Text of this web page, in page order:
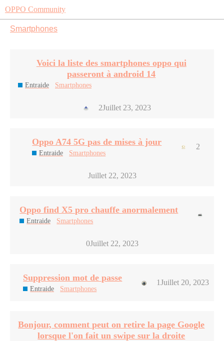
OPPO Community
Smartphones
Voici la liste des smartphones oppo qui
passeront à android 14
Entraide Smartphones
2Juillet 23, 2023
Oppo A74 5G pas de mises à jour
Entraide Smartphones
2
Juillet 22, 2023
Oppo find X5 pro chauffe anormalement
Entraide Smartphones
0Juillet 22, 2023
Suppression mot de passe
Entraide Smartphones
1Juillet 20, 2023
Bonjour, comment peut on retire la page Google
lorsque l'on fait un swipe sur la droite